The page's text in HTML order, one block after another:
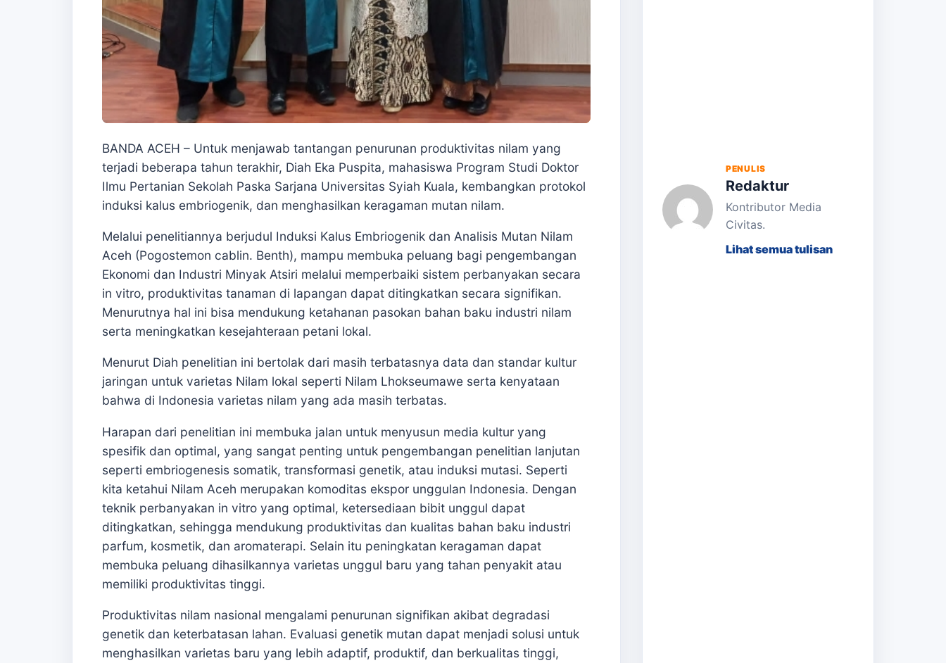
BANDA ACEH – Untuk menjawab tantangan penurunan produktivitas nilam yang
terjadi beberapa tahun terakhir, Diah Eka Puspita, mahasiswa Program Studi Doktor
Ilmu Pertanian Sekolah Paska Sarjana Universitas Syiah Kuala, kembangkan protokol
induksi kalus embriogenik, dan menghasilkan keragaman mutan nilam.
Melalui penelitiannya berjudul Induksi Kalus Embriogenik dan Analisis Mutan Nilam
Aceh (Pogostemon cablin. Benth), mampu membuka peluang bagi pengembangan
Ekonomi dan Industri Minyak Atsiri melalui memperbaiki sistem perbanyakan secara
in vitro, produktivitas tanaman di lapangan dapat ditingkatkan secara signifikan.
Menurutnya hal ini bisa mendukung ketahanan pasokan bahan baku industri nilam
serta meningkatkan kesejahteraan petani lokal.
Menurut Diah penelitian ini bertolak dari masih terbatasnya data dan standar kultur
jaringan untuk varietas Nilam lokal seperti Nilam Lhokseumawe serta kenyataan
bahwa di Indonesia varietas nilam yang ada masih terbatas.
Harapan dari penelitian ini membuka jalan untuk menyusun media kultur yang
spesifik dan optimal, yang sangat penting untuk pengembangan penelitian lanjutan
seperti embriogenesis somatik, transformasi genetik, atau induksi mutasi. Seperti
kita ketahui Nilam Aceh merupakan komoditas ekspor unggulan Indonesia. Dengan
teknik perbanyakan in vitro yang optimal, ketersediaan bibit unggul dapat
ditingkatkan, sehingga mendukung produktivitas dan kualitas bahan baku industri
parfum, kosmetik, dan aromaterapi. Selain itu peningkatan keragaman dapat
membuka peluang dihasilkannya varietas unggul baru yang tahan penyakit atau
memiliki produktivitas tinggi.
Produktivitas nilam nasional mengalami penurunan signifikan akibat degradasi
genetik dan keterbatasan lahan. Evaluasi genetik mutan dapat menjadi solusi untuk
menghasilkan varietas baru yang lebih adaptif, produktif, dan berkualitas tinggi,
PENULIS
Redaktur
Kontributor Media
Civitas.
Lihat semua tulisan